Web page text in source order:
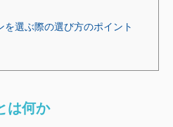
を選ぶ際の選び方のポイント
は何か